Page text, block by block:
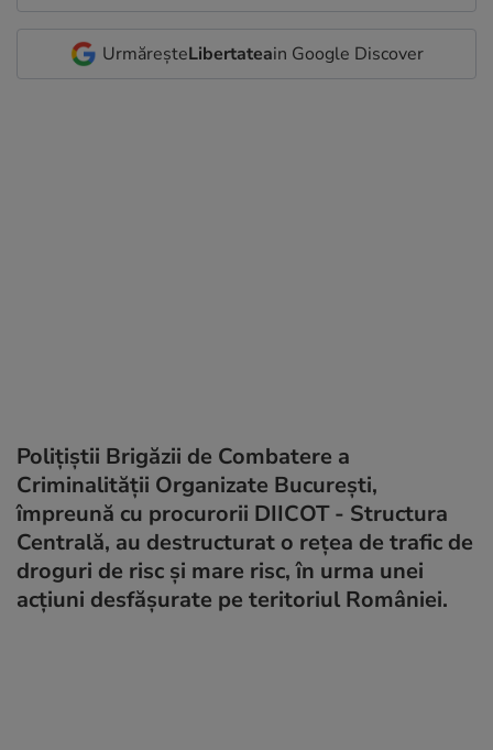
UrmăreșteLibertateain Google Discover
Polițiștii Brigăzii de Combatere a
Criminalității Organizate București,
împreună cu procurorii DIICOT - Structura
Centrală, au destructurat o rețea de trafic de
droguri de risc și mare risc, în urma unei
acțiuni desfășurate pe teritoriul României.